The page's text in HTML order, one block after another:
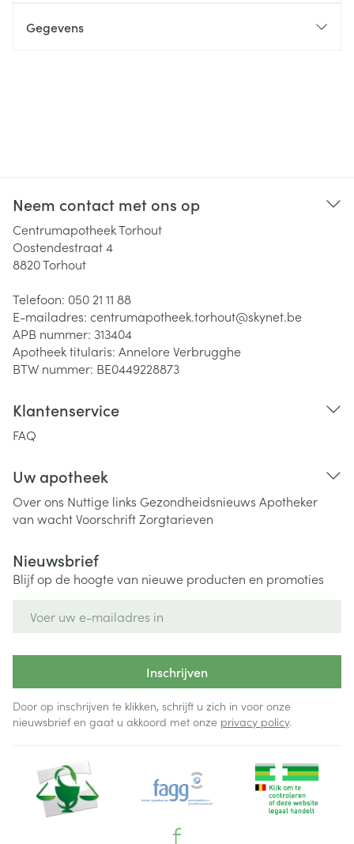
Gegevens
Neem contact met ons op
Centrumapotheek Torhout
Oostendestraat 4
8820Torhout
Telefoon: 050 21 11 88
E-mailadres: centrumapotheek.torhout@skynet.be
APB nummer: 313404
Apotheek titularis: Annelore Verbrugghe
BTW nummer: BE0449228873
Klantenservice
FAQ
Uw apotheek
Over ons Nuttige links Gezondheidsnieuws Apotheker
van wachtVoorschriftZorgtarieven
Nieuwsbrief
Blijf op de hoogte van nieuwe producten en promoties
Inschrijven
Door op inschrijven te klikken, schrijft u zich in voor onze
nieuwsbrief en gaat u akkoord met onze privacy policy.